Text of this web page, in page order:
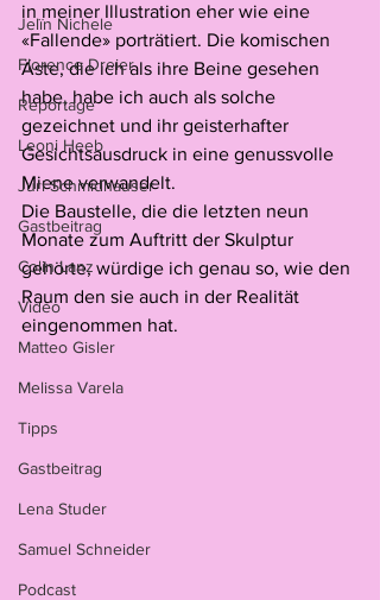
Jelïn Nichele
Florence Dreier
Reportage
Leoni Heeb
Juri Schmidhauser
Gastbeitrag
Colin Lanz
Video
Matteo Gisler
Melissa Varela
Tipps
Gastbeitrag
Lena Studer
Samuel Schneider
Podcast
in meiner Illustration eher wie eine
«Fallende» porträtiert. Die komischen
Äste, die ich als ihre Beine gesehen
habe, habe ich auch als solche
gezeichnet und ihr geisterhafter
Gesichtsausdruck in eine genussvolle
Miene verwandelt.
Die Baustelle, die die letzten neun
Monate zum Auftritt der Skulptur
gehörte, würdige ich genau so, wie den
Raum den sie auch in der Realität
eingenommen hat.